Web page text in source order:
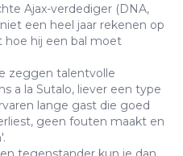
Ajax-verdediger (DNA,
een heel jaar rekenen op
hoe hij een bal moet
zeggen talentvolle
a la Sutalo, liever een type
lange gast die goed
geen fouten maakt en